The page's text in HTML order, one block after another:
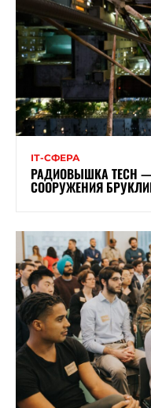
ІТ-СФЕРА
РАДИОВЫШКА TECH
СООРУЖЕНИЯ